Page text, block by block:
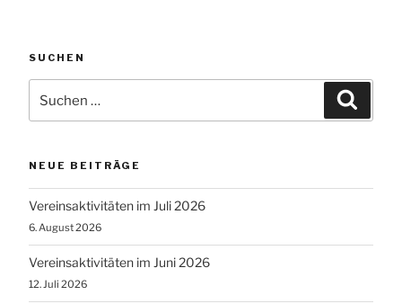
SUCHEN
nach:
NEUE BEITRÄGE
Vereinsaktivitäten im Juli 2026
6. August 2026
Vereinsaktivitäten im Juni 2026
12. Juli 2026